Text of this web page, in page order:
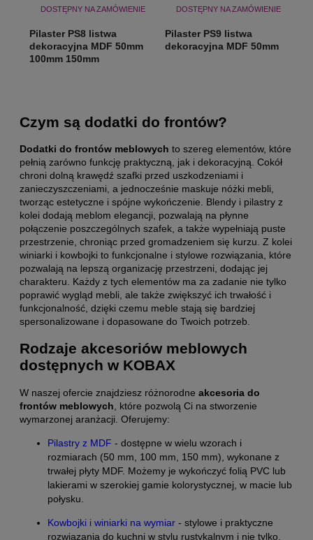
DOSTĘPNY NA ZAMÓWIENIE
Pilaster PS8 listwa
dekoracyjna MDF 50mm
100mm 150mm
DOSTĘPNY NA ZAMÓWIENIE
Pilaster PS9 listwa
dekoracyjna MDF 50mm
Czym są dodatki do frontów?
Dodatki do frontów meblowych to szereg elementów, które
pełnią zarówno funkcję praktyczną, jak i dekoracyjną. Cokół
chroni dolną krawędź szafki przed uszkodzeniami i
zanieczyszczeniami, a jednocześnie maskuje nóżki mebli,
tworząc estetyczne i spójne wykończenie. Blendy i pilastry z
kolei dodają meblom elegancji, pozwalają na płynne
połączenie poszczególnych szafek, a także wypełniają puste
przestrzenie, chroniąc przed gromadzeniem się kurzu. Z kolei
winiarki i kowbojki to funkcjonalne i stylowe rozwiązania, które
pozwalają na lepszą organizację przestrzeni, dodając jej
charakteru. Każdy z tych elementów ma za zadanie nie tylko
poprawić wygląd mebli, ale także zwiększyć ich trwałość i
funkcjonalność, dzięki czemu meble stają się bardziej
spersonalizowane i dopasowane do Twoich potrzeb.
Rodzaje akcesoriów meblowych
dostępnych w KOBAX
W naszej ofercie znajdziesz różnorodne akcesoria do
frontów meblowych , które pozwolą Ci na stworzenie
wymarzonej aranżacji. Oferujemy:
Pilastry z MDF - dostępne w wielu wzorach i
rozmiarach (50 mm, 100 mm, 150 mm), wykonane z
trwałej płyty MDF. Możemy je wykończyć folią PVC lub
lakierami w szerokiej gamie kolorystycznej, w macie lub
połysku.
Kowbojki i winiarki na wymiar - stylowe i praktyczne
rozwiązania do kuchni w stylu rustykalnym i nie tylko.